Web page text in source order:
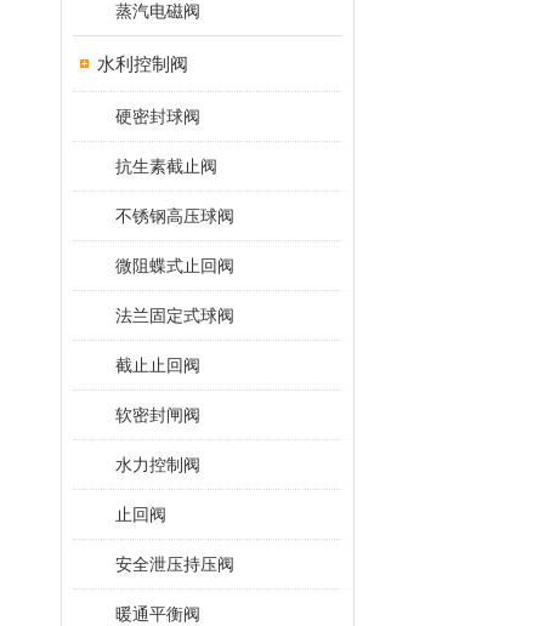
蒸汽电磁阀
水利控制阀
硬密封球阀
抗生素截止阀
不锈钢高压球阀
微阻蝶式止回阀
法兰固定式球阀
截止止回阀
软密封闸阀
水力控制阀
止回阀
安全泄压持压阀
暖通平衡阀